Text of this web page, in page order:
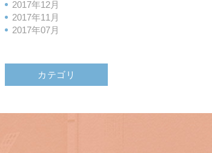
2017年12月
2017年11月
2017年07月
カテゴリ